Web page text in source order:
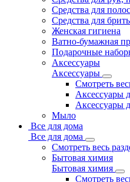
Средства для
Средства для
Женская гигиена
Ватно-бумажная
Подарочные
Аксессуары
Аксессуары
Смотреть
Аксессуары
Аксессуары
Мыло
Все для дома
Все для дома
Смотреть весь
Бытовая химия
Бытовая химия
Смотреть